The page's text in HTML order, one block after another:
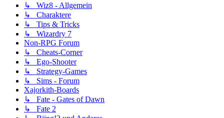
↳ Wiz8 - Allgemein
↳ Charaktere
↳ Tips & Tricks
↳ Wizardry 7
Non-RPG Forum
↳ Cheats-Corner
↳ Ego-Shooter
↳ Strategy-Games
↳ Sims - Forum
Xajorkith-Boards
↳ Fate - Gates of Dawn
↳ Fate 2